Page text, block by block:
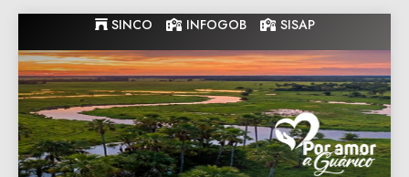
to
content
SINCO INFOGOB SISAP
Gobernacion
de Guarico
Gobernacion de Guarico